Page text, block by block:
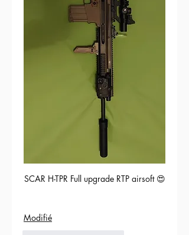
SCAR H-TPR Full upgrade RTP airsoft 😍
Modifié